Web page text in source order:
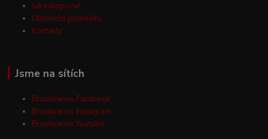
Jak nakupovat
Obchodní podmínky
Kontakty
Jsme na sítích
Broukservis Facebook
Broukservis Instagram
Broukservis Youtube